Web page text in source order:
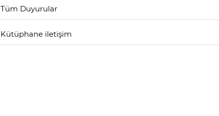
Tüm Duyurular
Kütüphane iletişim